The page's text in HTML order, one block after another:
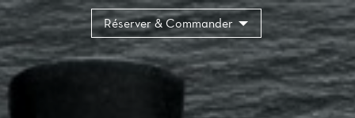
Réserver & Commander
Panneau de gestion des cookies